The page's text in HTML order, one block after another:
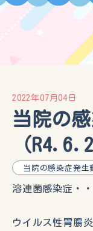
2022年07月04日
当院の
（
当院の感染症発生
溶連菌感染症・
ウイルス性胃腸